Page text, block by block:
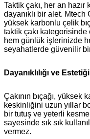
Taktik çakı, her an hazır
dayanıklı bir alet.
yüksek karbonlu çelik
taktik çakı kategorisinde
hem günlük işlerinizde
seyahatlerde güvenilir bir
Dayanıklılığı ve
Çakının bıçağı,
keskinliğini uzun yıllar
bir tutuş ve yeterli kesme
sayesinde sık sık
vermez.